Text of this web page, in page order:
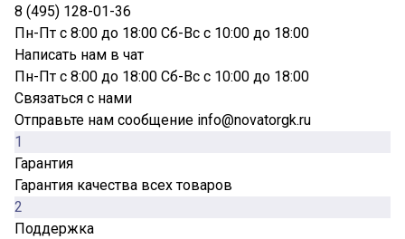
8 (495) 128-01-36
Пн-Пт с 8:00 до 18:00 Сб-Вс с 10:00 до 18:00
Написать нам в чат
Пн-Пт с 8:00 до 18:00 Сб-Вс с 10:00 до 18:00
Связаться с нами
Отправьте нам сообщение info@novatorgk.ru
1
Гарантия
Гарантия качества всех товаров
2
Поддержка